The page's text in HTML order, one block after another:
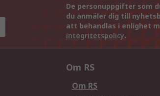
De personuppgifter som
du anmäler dig till
att behandlas i enlighet
integritetspolicy.
Om RS
Om RS